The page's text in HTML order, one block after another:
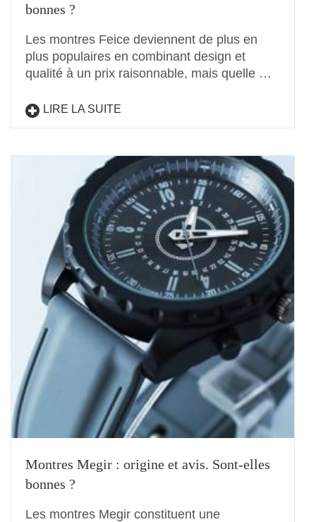
bonnes ?
Les montres Feice deviennent de plus en
plus populaires en combinant design et
qualité à un prix raisonnable, mais quelle …
LIRE LA SUITE
Montres Megir : origine et avis. Sont-elles
bonnes ?
Les montres Megir constituent une